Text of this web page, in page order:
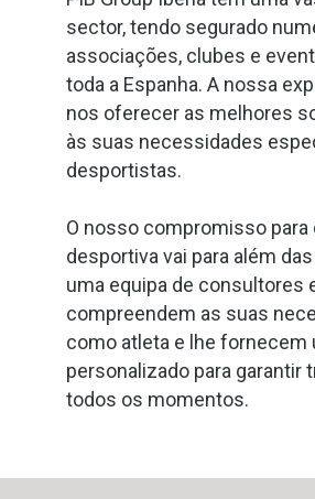
sector, tendo segurado
associações, clubes e
toda a Espanha. A nossa
nos oferecer as melhores
às suas necessidades
desportistas.
O nosso compromisso
desportiva vai para além
uma equipa de consultores
compreendem as suas
como atleta e lhe fornecem
personalizado para garantir
todos os momentos.